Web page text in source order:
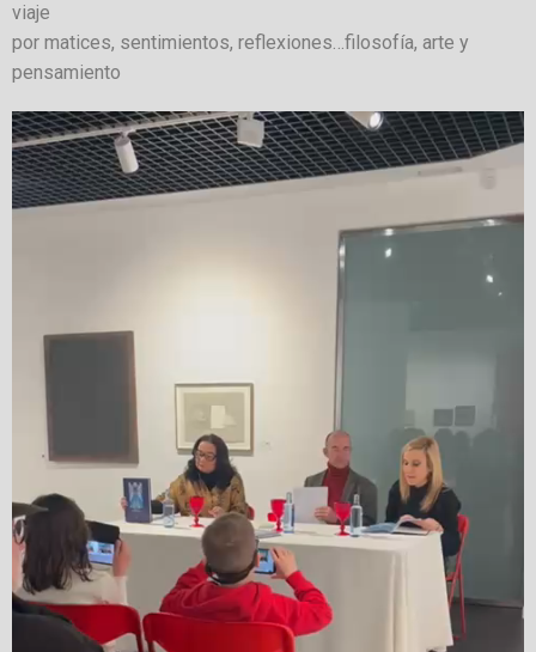
viaje
por matices, sentimientos, reflexiones…filosofía, arte y
pensamiento